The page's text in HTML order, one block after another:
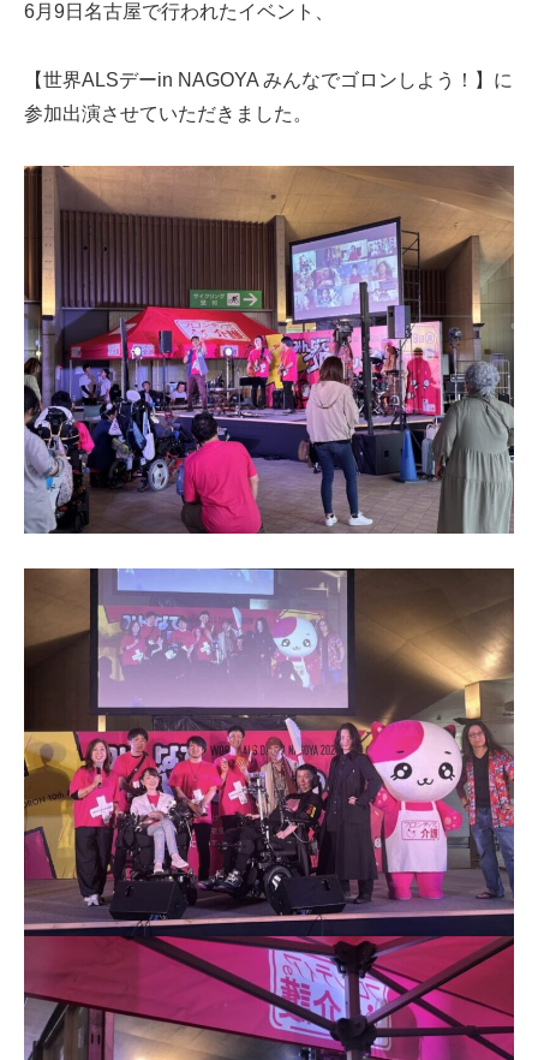
6月9日名古屋で行われたイベント、
【世界ALSデーin NAGOYA みんなでゴロンしよう！】に
参加出演させていただきました。